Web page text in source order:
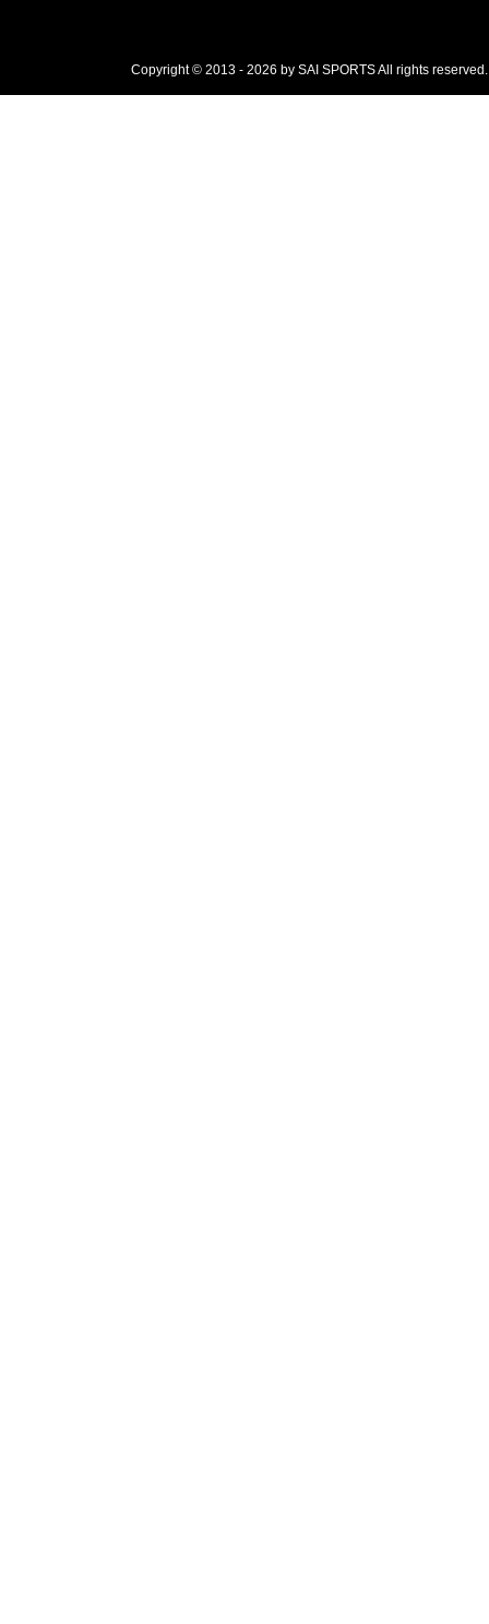
Copyright © 2013 - 2026 by SAI SPORTS All rights reserved.